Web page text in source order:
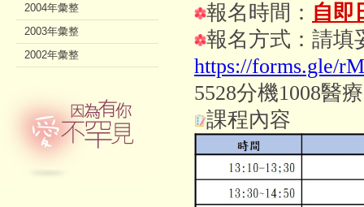
報名時間： 自即
報名方式： 請填
https://forms.gle/
5528分機1008醫
課程內容
2004年彙整
2003年彙整
2002年彙整